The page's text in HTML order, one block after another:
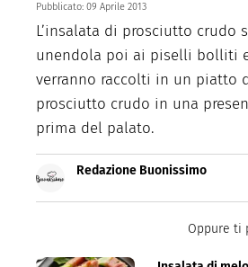
Pubblicato: 09 Aprile 2013
L’insalata di prosciutto crudo
unendola poi ai piselli bolliti
verranno raccolti in un piatto
prosciutto crudo in una
prima del palato.
Redazione Buonissimo
facili e spiegate passo passo.
Oppure ti